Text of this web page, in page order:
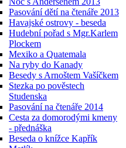
Pasování dětí na čtenáře 2013
Havajské ostrovy - beseda
Hudební pořad s Mgr.Karlem
Plockem
Mexiko a Quatemala
Na ryby do Kanady
Besedy s Arnoštem Vašíčkem
Stezka po pověstech
Studenska
Pasování na čtenáře 2014
Cesta za domorodými kmeny
- přednáška
Beseda o knížce Kapřík